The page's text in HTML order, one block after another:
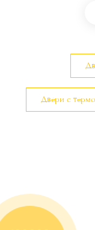
Двери с
Эксклюзивные
Двери с